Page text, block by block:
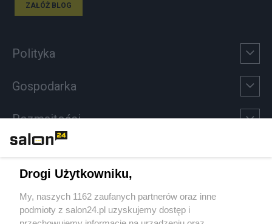
ZAŁÓŻ BLOG
Polityka
Gospodarka
Rozmaitości
Sport
Społeczeństwo
Drogi Użytkowniku,
My, naszych 1162 zaufanych partnerów oraz inne
podmioty z salon24.pl uzyskujemy dostęp i